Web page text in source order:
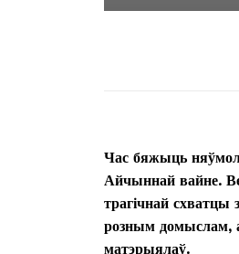
Час бяжыць
Айчыннай вайне.
трагічнай схватцы
розным домыслам, а
матэрыялаў.